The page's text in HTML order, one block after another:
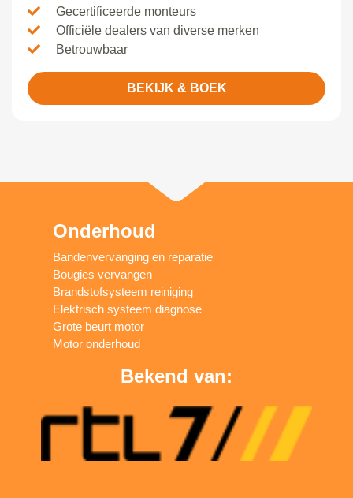
Gecertificeerde monteurs
Officiële dealers van diverse merken
Betrouwbaar
BEKIJK & BOEK
Onderhoud
Bandenvervanging en reparatie
Bougies vervangen
Brandstofsysteem reiniging
Elektrisch systeem diagnose
Grote beurt motor
Motor onderhoud
Bekend van: